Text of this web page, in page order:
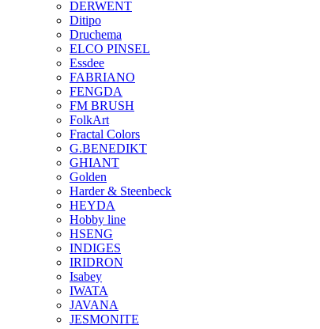
DERWENT
Ditipo
Druchema
ELCO PINSEL
Essdee
FABRIANO
FENGDA
FM BRUSH
FolkArt
Fractal Colors
G.BENEDIKT
GHIANT
Golden
Harder & Steenbeck
HEYDA
Hobby line
HSENG
INDIGES
IRIDRON
Isabey
IWATA
JAVANA
JESMONITE